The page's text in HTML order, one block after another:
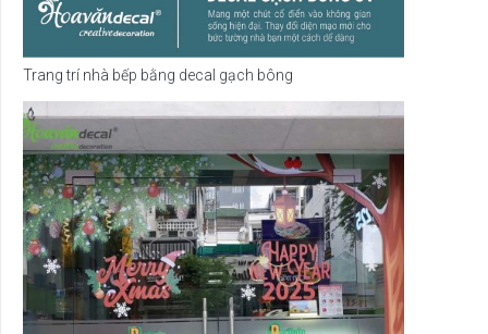
Trang trí nhà bếp bằng decal gạch bông